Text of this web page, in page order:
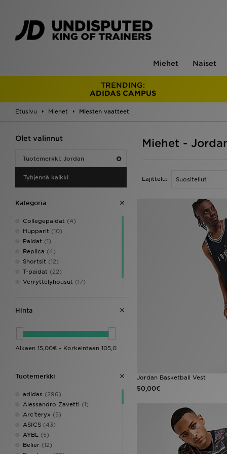
Miehet Naiset
TRENDING:
ADIDAS CAMPUS
Etusivu Miehet Miesten vaatteet
Olet valinnut
Tuotemerkki: Jordan
Tyhjennä kaikki
Kategoria
Collegepaidat (4)
Hupparit (10)
Paidat (1)
Replica (4)
Shortsit (12)
T-paidat (22)
Verryttelyhousut (17)
Hinta
Tuotemerkki
adidas (296)
Alessandro Zavetti (1)
Arc'teryx (5)
ASICS (43)
AYBL
(5)
Belier (12)
Miehet -
Lajittelu:
Jordan Basketball Vest
50,00€